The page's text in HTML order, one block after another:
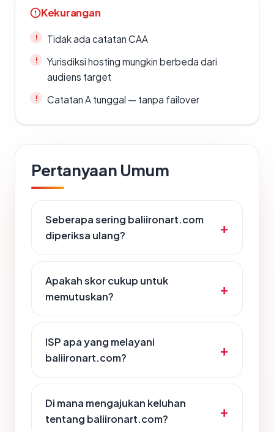
Kekurangan
Tidak ada catatan CAA
Yurisdiksi hosting mungkin berbeda dari
audiens target
Catatan A tunggal — tanpa failover
Pertanyaan Umum
Seberapa sering baliironart.com
diperiksa ulang?
Apakah skor cukup untuk
memutuskan?
ISP apa yang melayani
baliironart.com?
Di mana mengajukan keluhan
tentang baliironart.com?